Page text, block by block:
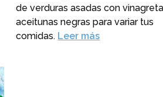
de verduras asadas con
aceitunas negras para variar tus
comidas. Leer más